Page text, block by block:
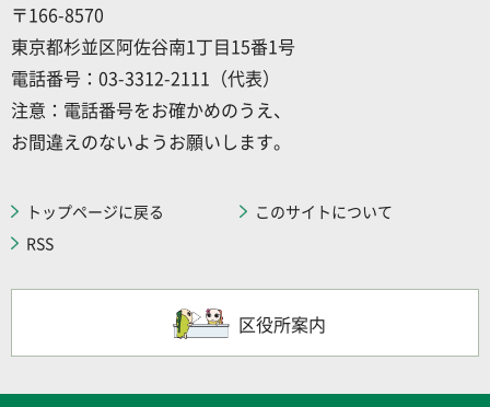
〒166-8570
東京都杉並区阿佐谷南1丁目15番1号
電話番号：03-3312-2111（代表）
注意：電話番号をお確かめのうえ、
お間違えのないようお願いします。
トップページに戻る
このサイトについて
RSS
区役所案内